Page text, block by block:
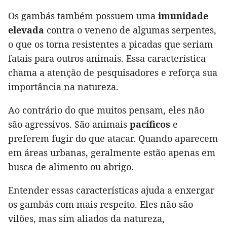
Os gambás também possuem uma imunidade
elevada contra o veneno de algumas serpentes,
o que os torna resistentes a picadas que seriam
fatais para outros animais. Essa característica
chama a atenção de pesquisadores e reforça sua
importância na natureza.
Ao contrário do que muitos pensam, eles não
são agressivos. São animais pacíficos e
preferem fugir do que atacar. Quando aparecem
em áreas urbanas, geralmente estão apenas em
busca de alimento ou abrigo.
Entender essas características ajuda a enxergar
os gambás com mais respeito. Eles não são
vilões, mas sim aliados da natureza,